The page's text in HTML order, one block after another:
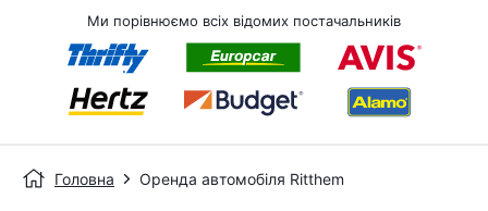
Ми порівнюємо всіх відомих постачальників
Головна Оренда автомобіля Ritthem